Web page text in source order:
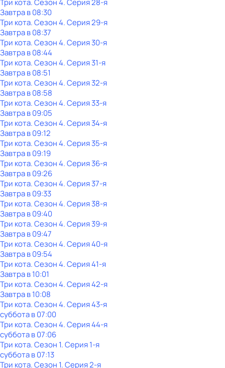
Три кота. Сезон 4. Серия 28-я
Завтра в 08:30
Три кота. Сезон 4. Серия 29-я
Завтра в 08:37
Три кота. Сезон 4. Серия 30-я
Завтра в 08:44
Три кота. Сезон 4. Серия 31-я
Завтра в 08:51
Три кота. Сезон 4. Серия 32-я
Завтра в 08:58
Три кота. Сезон 4. Серия 33-я
Завтра в 09:05
Три кота. Сезон 4. Серия 34-я
Завтра в 09:12
Три кота. Сезон 4. Серия 35-я
Завтра в 09:19
Три кота. Сезон 4. Серия 36-я
Завтра в 09:26
Три кота. Сезон 4. Серия 37-я
Завтра в 09:33
Три кота. Сезон 4. Серия 38-я
Завтра в 09:40
Три кота. Сезон 4. Серия 39-я
Завтра в 09:47
Три кота. Сезон 4. Серия 40-я
Завтра в 09:54
Три кота. Сезон 4. Серия 41-я
Завтра в 10:01
Три кота. Сезон 4. Серия 42-я
Завтра в 10:08
Три кота. Сезон 4. Серия 43-я
субботав07:00
Три кота. Сезон 4. Серия 44-я
субботав07:06
Три кота. Сезон 1. Серия 1-я
субботав07:13
Три кота. Сезон 1. Серия 2-я